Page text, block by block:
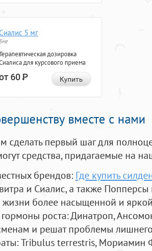
5 мг
дозировка
для курсового приема
60Р Купить
вместе с нами
сделать первый шаг для
средства, придагаемые на
брендов: Где купить
и Сиалис, а также
жизни более насыщенной и
роста: Динатроп,
и решат проблемы
Tribulus terrestris, Мориамин